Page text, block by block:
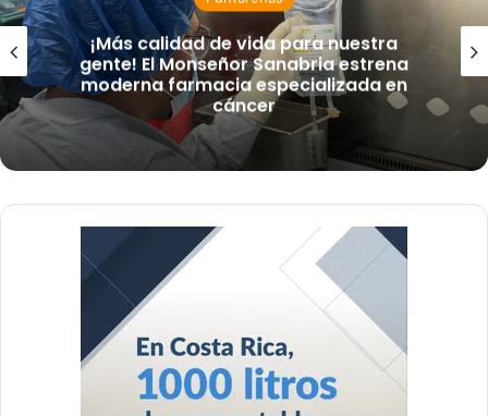
estrena
en
Coonatramar
temporalmente los
San Lucas II por daños
sedimentación